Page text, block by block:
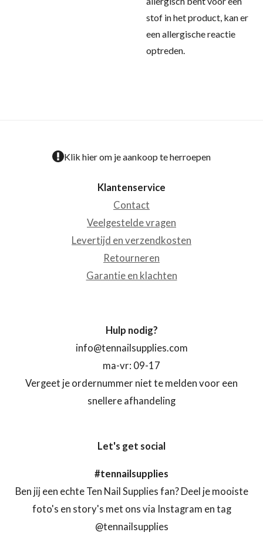
stof in het product, kan er
een allergische reactie
optreden.
Klik hier om je aankoop te herroepen
Klantenservice
Contact
Veelgestelde vragen
Levertijd en verzendkosten
Retourneren
Garantie en klachten
Hulp nodig?
info@tennailsupplies.com
ma-vr: 09-17
Vergeet je ordernummer niet te melden voor een
snellere afhandeling
Let's get social
#tennailsupplies
Ben jij een echte Ten Nail Supplies fan? Deel je mooiste
foto's en story's met ons via Instagram en tag
@tennailsupplies